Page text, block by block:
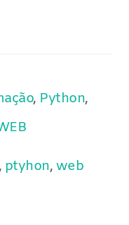
, Python,
ptyhon,web